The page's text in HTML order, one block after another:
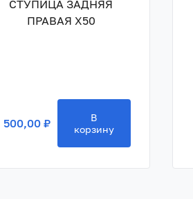
СТУПИЦА ЗАДНЯЯ
ПРАВАЯ X50
500,00 ₽
В
корзину